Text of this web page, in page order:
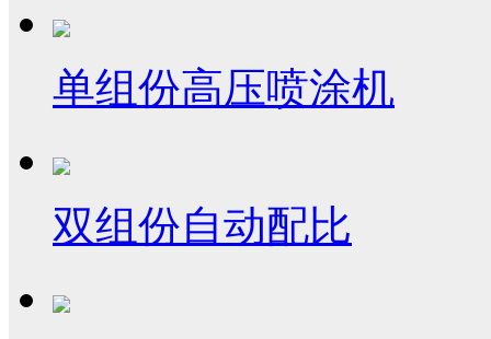
单组份高压喷涂机
双组份自动配比